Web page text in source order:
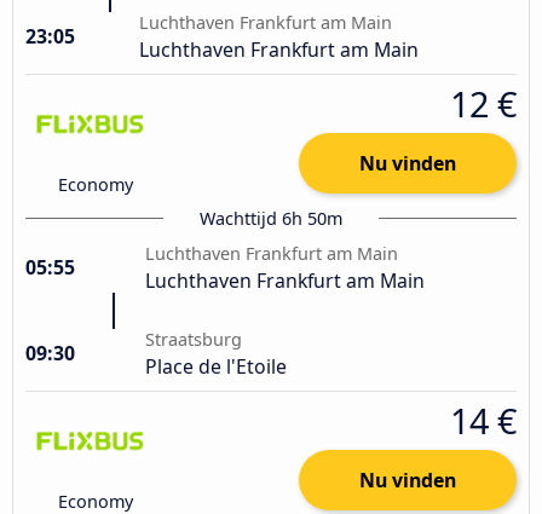
23:05
Luchthaven Frankfurt am Main
Luchthaven Frankfurt am Main
Economy
12 €
Nu vinden
Wachttijd 6h 50m
05:55
Luchthaven Frankfurt am Main
Luchthaven Frankfurt am Main
09:30
Straatsburg
Place de l'Etoile
Economy
14 €
Nu vinden